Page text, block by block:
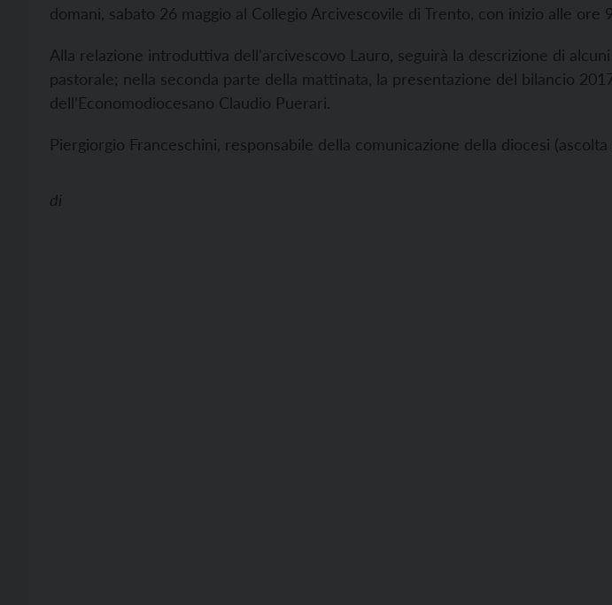
domani, sabato 26 maggio al Collegio Arcivescovile di Trento, con inizio alle ore
Alla relazione introduttiva dell’arcivescovo Lauro, seguirà la descrizione di
pastorale; nella seconda parte della mattinata, la presentazione del bilancio
dell’Economodiocesano Claudio Puerari.
Piergiorgio Franceschini, responsabile della comunicazione della diocesi
di